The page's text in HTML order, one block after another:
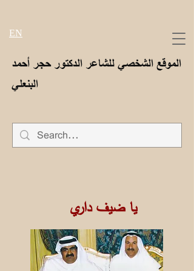
الموقع الشخصي للشاعر الدكتور حجر أحمد
البنعلي
EN
يا ضيف داري